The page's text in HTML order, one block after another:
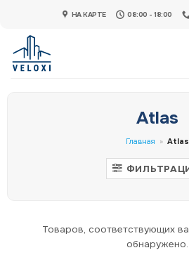
content
НА КАРТЕ 08:00 - 18:00
Atlas
Главная » Atlas
Товаров, соответствующих
обнаружено.